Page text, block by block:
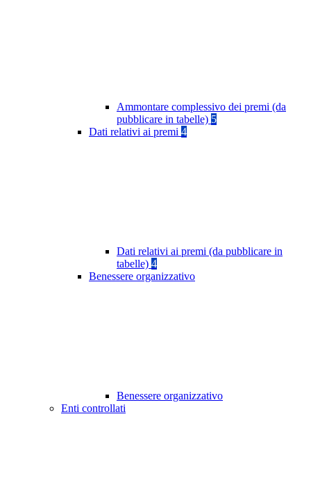
Ammontare complessivo dei premi (da
pubblicare in tabelle) 5
Dati relativi ai premi 4
Dati relativi ai premi (da pubblicare in
tabelle) 4
Benessere organizzativo
Benessere organizzativo
Enti controllati